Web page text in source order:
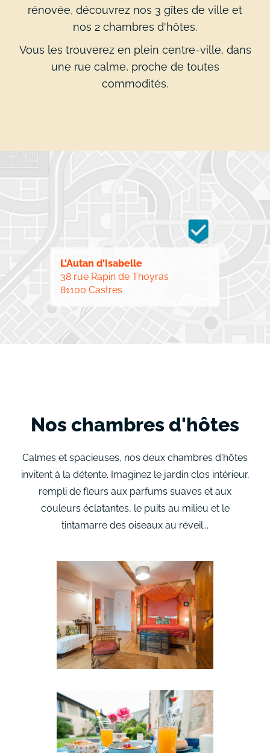
rénovée, découvrez nos 3 gîtes de ville et
nos 2 chambres d'hôtes.
Vous les trouverez en plein centre-ville, dans
une rue calme, proche de toutes
commodités.
L'Autan d'Isabelle
38 rue Rapin de Thoyras
81100 Castres
Nos chambres d'hôtes
Calmes et spacieuses, nos deux chambres d'hôtes
invitent à la détente. Imaginez le jardin clos intérieur,
rempli de fleurs aux parfums suaves et aux
couleurs éclatantes, le puits au milieu et le
tintamarre des oiseaux au réveil...